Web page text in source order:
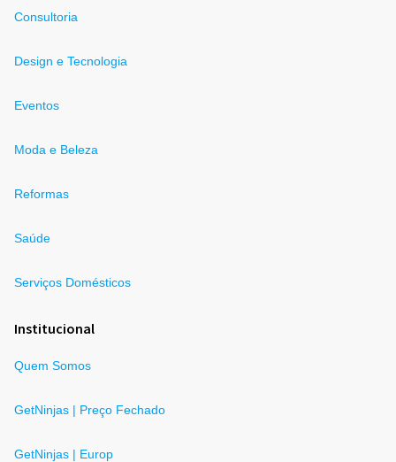
Consultoria
Design e Tecnologia
Eventos
Moda e Beleza
Reformas
Saúde
Serviços Domésticos
Institucional
Quem Somos
GetNinjas | Preço Fechado
GetNinjas | Europ